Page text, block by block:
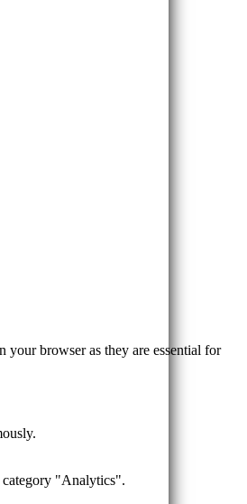
your browser as they are essential for
category "Analytics".